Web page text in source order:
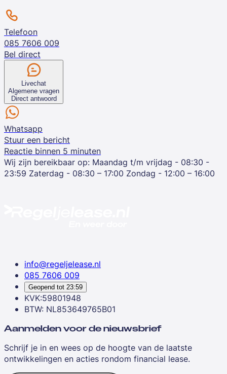
Telefoon
085 7606 009
Bel direct
Livechat
Algemene vragen
Direct antwoord
Whatsapp
Stuur een bericht
Reactie binnen 5 minuten
Wij zijn bereikbaar op: Maandag t/m vrijdag - 08:30 -
23:59 Zaterdag - 08:30 – 17:00 Zondag - 12:00 – 16:00
info@regeljelease.nl
085 7606 009
Geopend tot 23:59
KVK:59801948
BTW: NL853649765B01
Aanmelden voor de nieuwsbrief
Schrijf je in en wees op de hoogte van de laatste
ontwikkelingen en acties rondom financial lease.